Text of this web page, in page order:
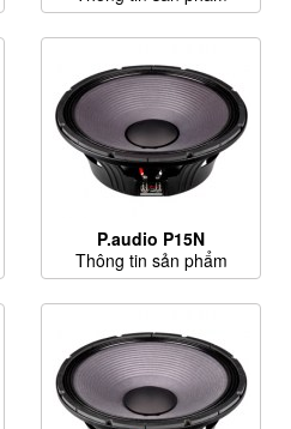
P.audio P15N
Thông tin sản phẩm